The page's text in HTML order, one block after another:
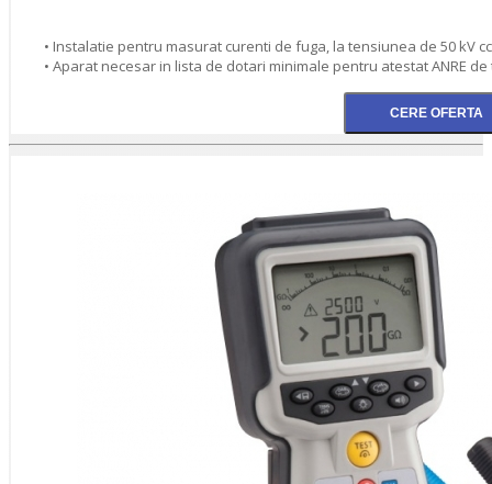
• Instalatie pentru masurat curenti de fuga, la tensiunea de 50 kV cc
• Aparat necesar in lista de dotari minimale pentru atestat ANRE de